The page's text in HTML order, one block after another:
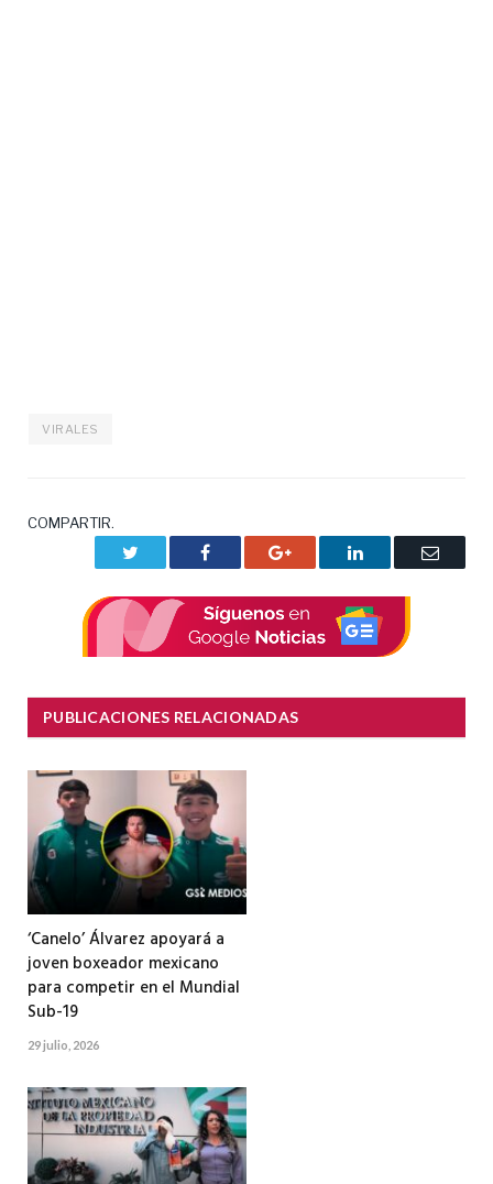
VIRALES
COMPARTIR.
Facebook Google+ LinkedIn
Correo
PUBLICACIONES RELACIONADAS
‘Canelo’ Álvarez apoyará a
joven boxeador mexicano
para competir en el Mundial
Sub-19
29 julio, 2026